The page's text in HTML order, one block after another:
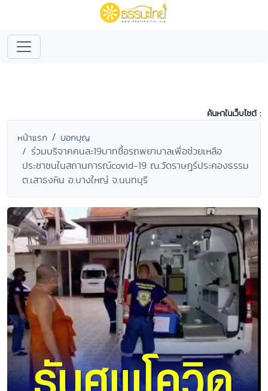
ค้นหาในเว็บไซต์ :
หน้าแรก บอกบุญ
ร่วมบริจาคคนละ19บาทซื้อรถพยาบาลเพื่อช่วยเหลือ
ประชาชนในสถานการณ์covid-19 ณ.วัดราษฎร์ประคองธรรม
ต.เสาธงหิน อ.บางใหญ่ จ.นนทบุรี